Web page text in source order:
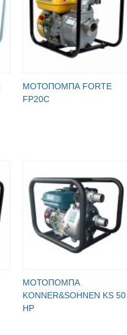
МОТОПОМПА FORTE
FP20C
МОТОПОМПА
KONNER&SOHNEN KS 50
HP